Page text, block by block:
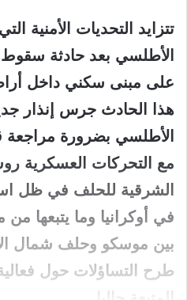
تتزايد التحديات الأمنية
الأطلسي بعد حادثة
على مبنى سكني داخل
هذا الحادث جرس إنذار
الأطلسي بضرورة مراجعة
مع التحركات العسكرية
الشرقية للحلف في ظل
في أوكرانيا وما يتبعها
بين موسكو وحلف شمال
طرح التساؤلات حول